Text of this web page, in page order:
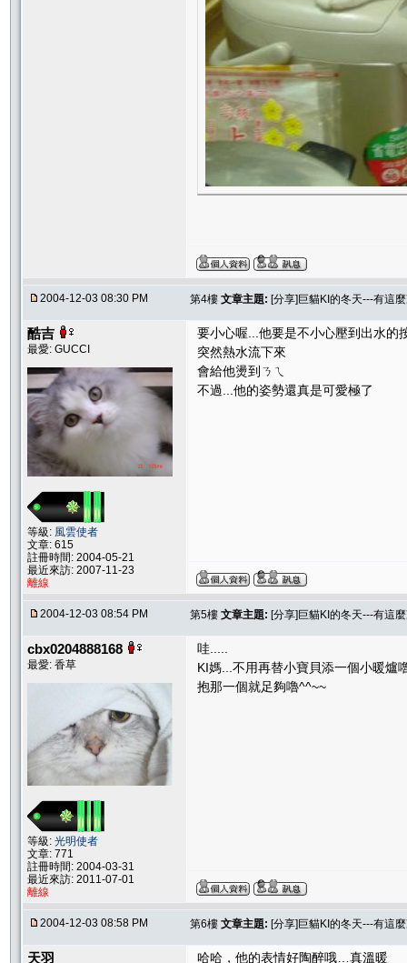
2004-12-03 08:30 PM 第4樓 文章主題: [分享]巨貓KI的冬天---有這
酷吉
最愛: GUCCI
等級: 風雲使者
文章: 615
註冊時間: 2004-05-21
最近來訪: 2007-11-23
離線
要小心喔...他要是不小心壓到出水的
突然熱水流下來
會給他燙到ㄋㄟ
不過...他的姿勢還真是可愛極了
2004-12-03 08:54 PM 第5樓 文章主題: [分享]巨貓KI的冬天---有這
cbx0204888168
最愛: 香草
等級: 光明使者
文章: 771
註冊時間: 2004-03-31
最近來訪: 2011-07-01
離線
哇.....
KI媽...不用再替小寶貝添一個小暖爐
抱那一個就足夠嚕^^~~
2004-12-03 08:58 PM 第6樓 文章主題: [分享]巨貓KI的冬天---有這
天羽 哈哈，他的表情好陶醉哦…真溫暖